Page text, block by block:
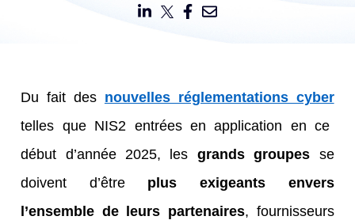
Du fait des nouvelles réglementations cyber
telles que NIS2 entrées en application en ce
début d’année 2025, les grands groupes se
doivent d’êtreplus exigeants envers
l’ensemble de leurs partenaires, fournisseurs